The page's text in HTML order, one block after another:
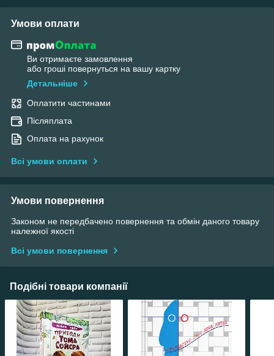
Умови оплати
Ви отримаєте замовлення
або гроші повернуться на вашу картку
Детальніше
Оплатити частинами
Післяплата
Оплата на рахунок
Всі умови оплати
Умови повернення
Законом не передбачено повернення та обмін даного товару
належної якості
Всі умови повернення
Подібні товари компанії